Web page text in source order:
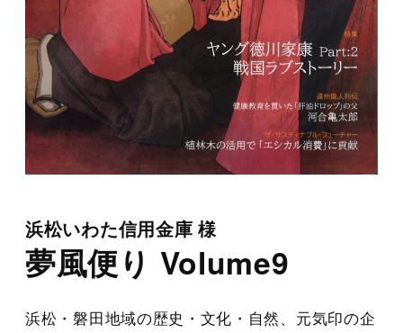
浜松いわた信用金庫 様
夢風便り Volume9
浜松・磐田地域の歴史・文化・自然、元気印の企